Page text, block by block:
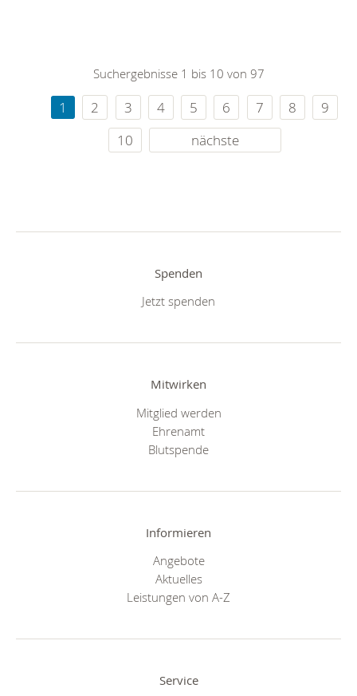
Suchergebnisse 1 bis 10 von 97
1 2 3 4 5 6 7 8
9
10
nächste
Spenden
Jetzt spenden
Mitwirken
Mitglied werden
Ehrenamt
Blutspende
Informieren
Angebote
Aktuelles
Leistungen von A-Z
Service